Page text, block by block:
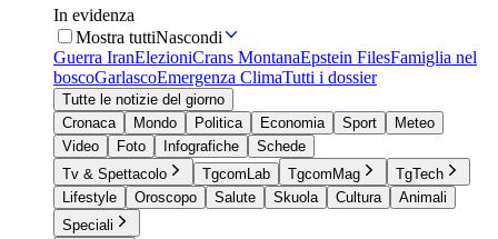
In evidenza
Mostra tuttiNascondi
Guerra IranElezioniCrans MontanaEpstein FilesFamiglia nel
boscoGarlascoEmergenza ClimaTutti i dossier
Tutte le notizie del giorno
Cronaca
Mondo Politica Economia Sport
Meteo
Video
Foto Infografiche
Schede
Tv & Spettacolo
TgcomLab TgcomMag
TgTech
Lifestyle
Oroscopo Salute Skuola Cultura
Animali
Speciali